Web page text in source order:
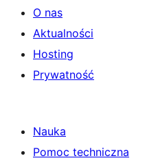
O nas
Aktualności
Hosting
Prywatność
Nauka
Pomoc techniczna